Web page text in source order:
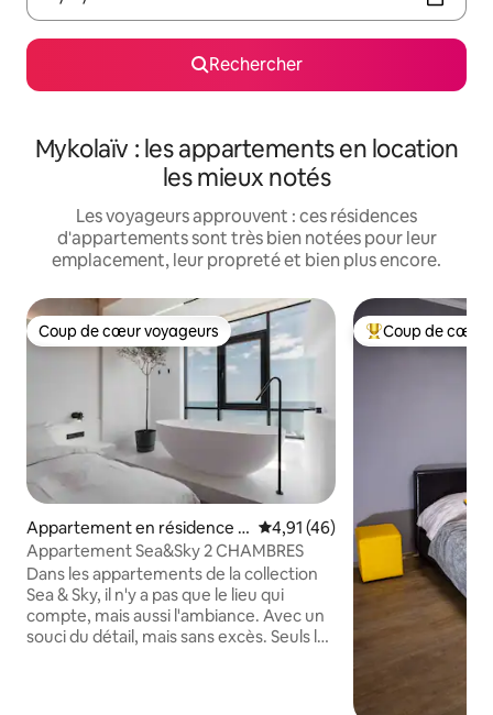
Rechercher
Mykolaïv : les appartements en location
les mieux notés
Les voyageurs approuvent : ces résidences
d'appartements sont très bien notées pour leur
emplacement, leur propreté et bien plus encore.
Coup de cœur voyageurs
Coup de cœur voyageurs
Appartement en résidence ⋅
Odessa
Évaluation moyenne sur la
4,91 (46)
Appartement Sea&Sky 2 CHAMBRES
Dans les appartements de la collection
Sea & Sky, il n'y a pas que le lieu qui
compte, mais aussi l'ambiance. Avec un
souci du détail, mais sans excès. Seuls la
Coups de cœur
Coup de cœur